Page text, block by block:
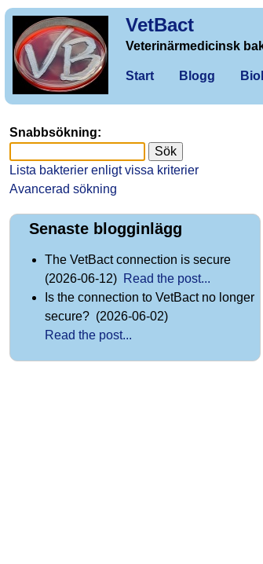
VetBact
Veterinärmedicinsk
Start Blogg
Snabbsökning:
Lista bakterier enligt vissa kriterier
Avancerad sökning
Senaste blogginlägg
The VetBact connection is secure
(2026-06-12) Read the post...
Is the connection to VetBact no longer
secure? (2026-06-02)
Read the post...